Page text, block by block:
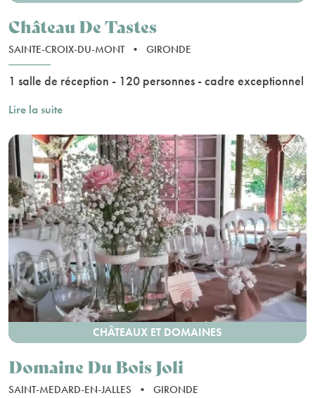
Château De Tastes
SAINTE-CROIX-DU-MONT • GIRONDE
1 salle de réception - 120 personnes - cadre exceptionnel
Lire la suite
CHÂTEAUX ET DOMAINES
Domaine Du Bois Joli
SAINT-MEDARD-EN-JALLES • GIRONDE